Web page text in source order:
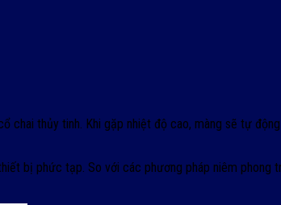
chai thủy tinh. Khi gặp nhiệt độ cao, màng sẽ tự
bị phức tạp. So với các phương pháp niêm phong